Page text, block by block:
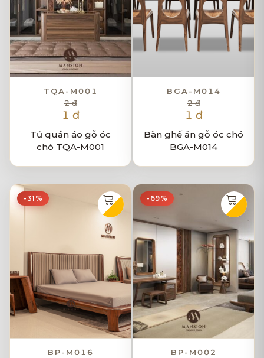
TQA-M001
2 đ
1 đ
Tủ quần áo gỗ óc
chó TQA-M001
BGA-M014
2 đ
1 đ
Bàn ghế ăn gỗ óc chó
BGA-M014
-31%
BP-M016
-69%
BP-M002